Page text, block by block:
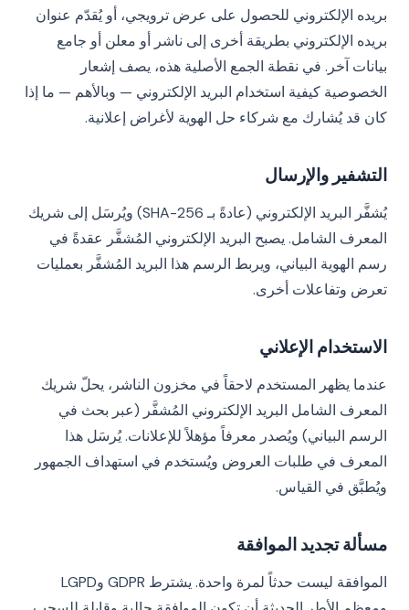
بريده الإلكتروني للحصول على عرض ترويجي، أو يُقدّم عنوان
بريده الإلكتروني بطريقة أخرى إلى ناشر أو معلن أو جامع
بيانات آخر. في نقطة الجمع الأصلية هذه، يصف إشعار
الخصوصية كيفية استخدام البريد الإلكتروني — وبالأهم — ما إذا
كان قد يُشارك مع شركاء حل الهوية لأغراض إعلانية.
التشفير والإرسال
يُشفَّر البريد الإلكتروني (عادةً بـ SHA-256) ويُرسَل إلى شريك
المعرف الشامل. يصبح البريد الإلكتروني المُشفَّر عقدةً في
رسم الهوية البياني، ويربط الرسم هذا البريد المُشفَّر بعمليات
تعرض وتفاعلات أخرى.
الاستخدام الإعلاني
عندما يظهر المستخدم لاحقاً في مخزون الناشر، يحلّ شريك
المعرف الشامل البريد الإلكتروني المُشفَّر (عبر بحث في
الرسم البياني) ويُصدر معرفاً مؤهلاً للإعلانات. يُرسَل هذا
المعرف في طلبات العروض ويُستخدم في استهداف الجمهور
ويُطبَّق في القياس.
مسألة تجديد الموافقة
الموافقة ليست حدثاً لمرة واحدة. يشترط GDPR وLGPD